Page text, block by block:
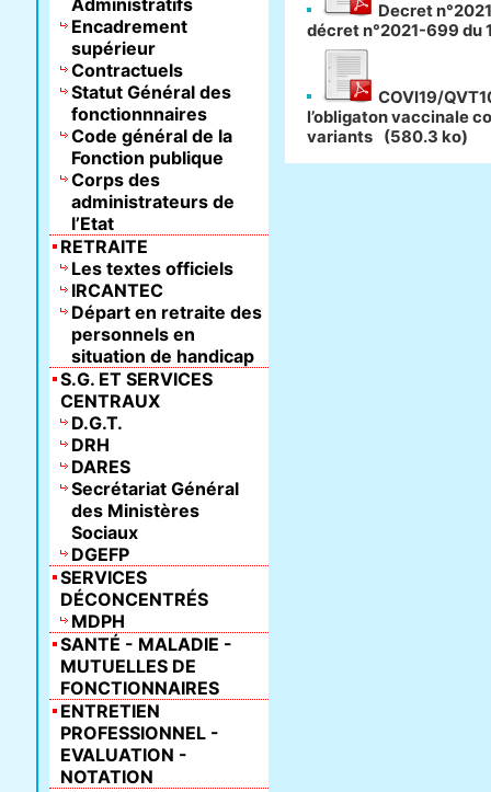
Decret
décret n°2021-699 du
COVI19/
l’obligaton vaccinale
variants
(580.3 ko)
Administratifs
Encadrement
supérieur
Contractuels
Statut Général des
fonctionnnaires
Code général de la
Fonction publique
Corps des
administrateurs de
l’Etat
RETRAITE
Les textes officiels
IRCANTEC
Départ en retraite des
personnels en
situation de handicap
S.G. ET SERVICES
CENTRAUX
D.G.T.
DRH
DARES
Secrétariat Général
des Ministères
Sociaux
DGEFP
SERVICES
DÉCONCENTRÉS
MDPH
SANTÉ - MALADIE -
MUTUELLES DE
FONCTIONNAIRES
ENTRETIEN
PROFESSIONNEL -
EVALUATION -
NOTATION